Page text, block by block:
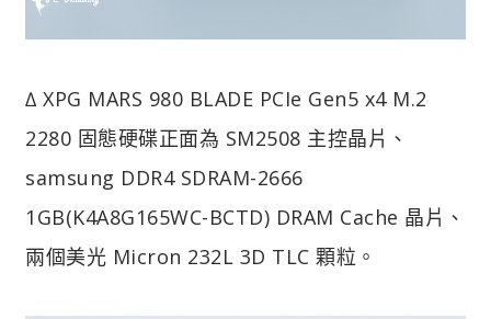
∆ XPG MARS 980 BLADE PCIe Gen5 x4 M.2
2280 固態硬碟正面為 SM2508 主控晶片、
samsung DDR4 SDRAM-2666
1GB(K4A8G165WC-BCTD) DRAM Cache 晶片、
兩個美光 Micron 232L 3D TLC 顆粒。